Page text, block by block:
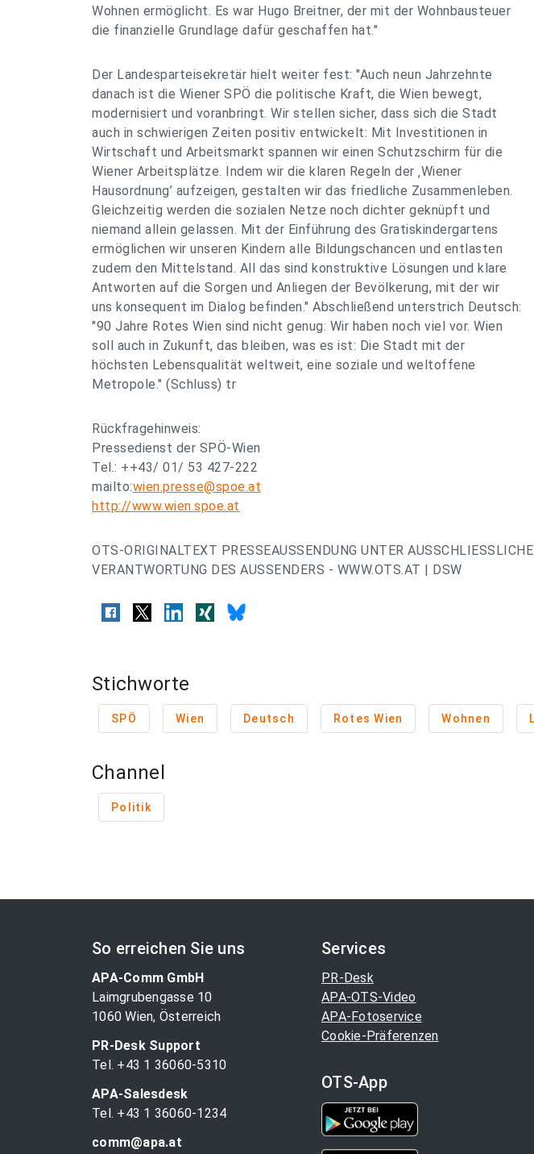
Wohnen ermöglicht. Es war Hugo Breitner, der mit der Wohnbausteuer
die finanzielle Grundlage dafür geschaffen hat."
Der Landesparteisekretär hielt weiter fest: "Auch neun Jahrzehnte
danach ist die Wiener SPÖ die politische Kraft, die Wien bewegt,
modernisiert und voranbringt. Wir stellen sicher, dass sich die Stadt
auch in schwierigen Zeiten positiv entwickelt: Mit Investitionen in
Wirtschaft und Arbeitsmarkt spannen wir einen Schutzschirm für die
Wiener Arbeitsplätze. Indem wir die klaren Regeln der ‚Wiener
Hausordnung’ aufzeigen, gestalten wir das friedliche Zusammenleben.
Gleichzeitig werden die sozialen Netze noch dichter geknüpft und
niemand allein gelassen. Mit der Einführung des Gratiskindergartens
ermöglichen wir unseren Kindern alle Bildungschancen und entlasten
zudem den Mittelstand. All das sind konstruktive Lösungen und klare
Antworten auf die Sorgen und Anliegen der Bevölkerung, mit der wir
uns konsequent im Dialog befinden." Abschließend unterstrich Deutsch:
"90 Jahre Rotes Wien sind nicht genug: Wir haben noch viel vor. Wien
soll auch in Zukunft, das bleiben, was es ist: Die Stadt mit der
höchsten Lebensqualität weltweit, eine soziale und weltoffene
Metropole." (Schluss) tr
Rückfragehinweis:
Pressedienst der SPÖ-Wien
Tel.: ++43/ 01/ 53 427-222
mailto:wien.presse@spoe.at
http://www.wien.spoe.at
OTS-ORIGINALTEXT PRESSEAUSSENDUNG UNTER
VERANTWORTUNG DES AUSSENDERS - WWW.OTS.AT | DSW
Stichworte
SPÖ Wien Deutsch Rotes Wien Wohnen
Channel
Politik
So erreichen Sie uns
APA-Comm GmbH
Laimgrubengasse 10
1060 Wien, Österreich
PR-Desk Support
Tel. +43 1 36060-5310
APA-Salesdesk
Tel. +43 1 36060-1234
comm@apa.at
Services
PR-Desk
APA-OTS-Video
APA-Fotoservice
Cookie-Präferenzen
OTS-App